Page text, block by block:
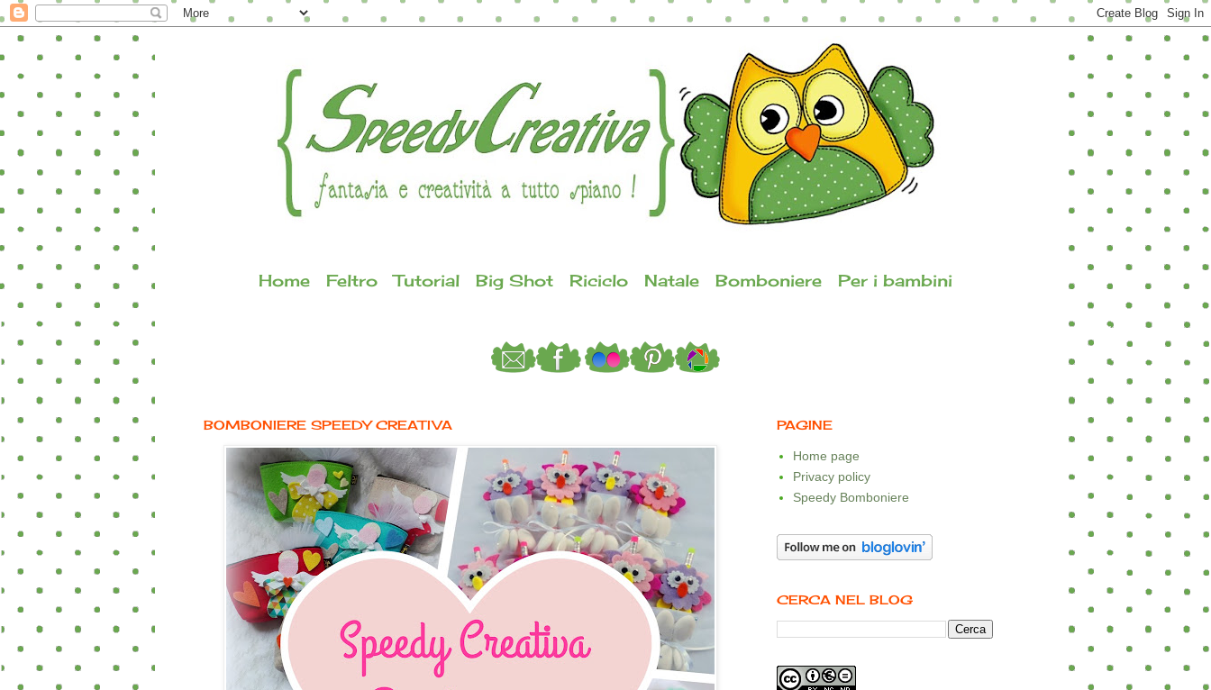
Home Feltro Tutorial Big Shot Riciclo Natale Bomboniere Per i bambini
BOMBONIERE SPEEDY CREATIVA PAGINE
Home page
Privacy policy
Speedy Bomboniere
CERCA NEL BLOG